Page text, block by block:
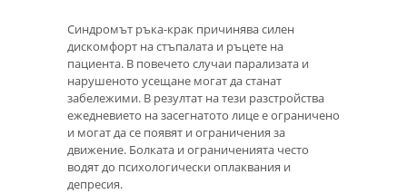
Синдромът ръка-крак причинява силен
дискомфорт на стъпалата и ръцете на
пациента. В повечето случаи парализата и
нарушеното усещане могат да станат
забележими. В резултат на тези разстройства
ежедневието на засегнатото лице е ограничено
и могат да се появят и ограничения за
движение. Болката и ограниченията често
водят до психологически оплаквания и
депресия.